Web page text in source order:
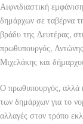
Αιφνιδιαστική
δημάρχων σε ταβέρνα
βράδυ της Δευτέρας,
πρωθυπουργός,
Μιχελάκης και
Ο πρωθυπουργός, αλλά
των δημάρχων για το
αλλαγές στον τρόπο